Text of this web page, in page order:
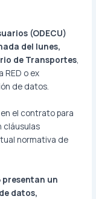
(ODECU)
del lunes,
de Transportes,
RED o ex
de datos.
el contrato para
cláusulas
normativa de
presentan un
datos,